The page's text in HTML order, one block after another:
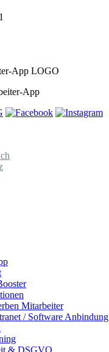
1
App
Mitarbeiter
/ Software Anbindung
& DSGVO